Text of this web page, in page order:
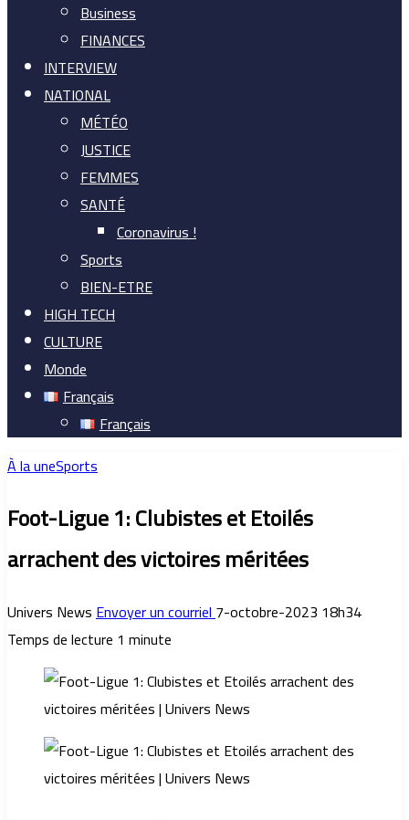
Business
FINANCES
INTERVIEW
NATIONAL
MÉTÉO
JUSTICE
FEMMES
SANTÉ
Coronavirus !
Sports
BIEN-ETRE
HIGH TECH
CULTURE
Monde
Français
Français
À la uneSports
Foot-Ligue 1: Clubistes et Etoilés
arrachent des victoires méritées
Univers NewsEnvoyer un courriel7-octobre-2023 18h34
Temps de lecture 1 minute